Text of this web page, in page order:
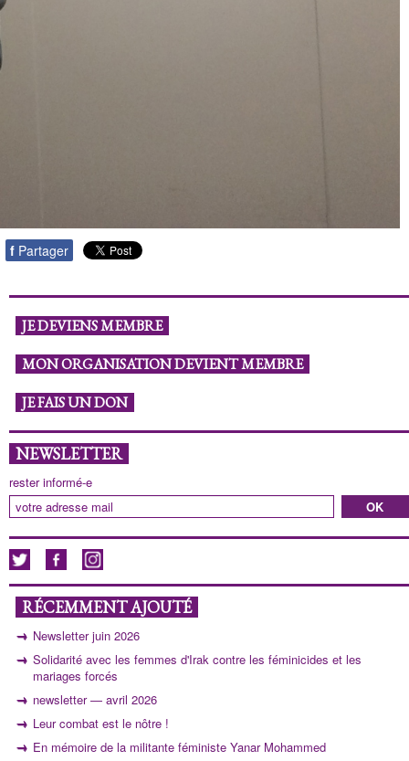
f Partager
JE DEVIENS MEMBRE
MON ORGANISATION DEVIENT MEMBRE
JE FAIS UN DON
NEWSLETTER
rester informé-e
RÉCEMMENT AJOUTÉ
Newsletter juin 2026
Solidarité avec les femmes d'Irak contre les féminicides et les
mariages forcés
newsletter — avril 2026
Leur combat est le nôtre !
En mémoire de la militante féministe Yanar Mohammed